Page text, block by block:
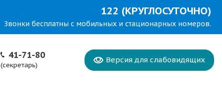
122 (КРУГЛОСУТОЧНО)
Звонки бесплатны с мобильных и стационарных номеров.
41-71-80
(секретарь)
Версия для слабовидящих